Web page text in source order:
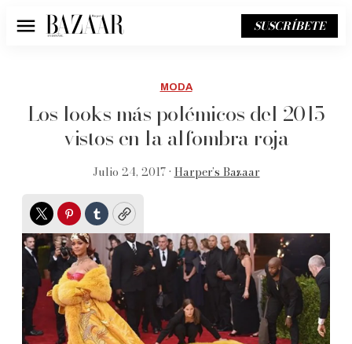
Menú SUSCRÍBETE
MODA
Los looks más polémicos del 2015
vistos en la alfombra roja
Julio 24, 2017 • Harper’s Bazaar
TwitterPinterest
TumblrCopy